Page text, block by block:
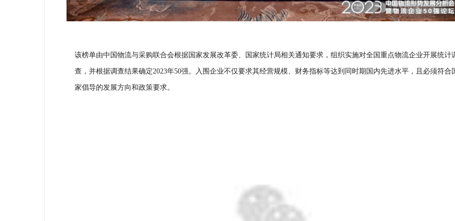
该榜单由中国物流与采购联合会根据国家发展改革委、国家统计局相关通知要求，组织实施对全国重点物流企业开展统计
查，并根据调查结果确定2023年50强。入围企业不仅要求其经营规模、财务指标等达到同时期国内先进水平，且必须符合
家倡导的发展方向和政策要求。